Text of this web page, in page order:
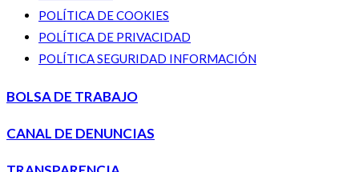
POLÍTICA DE COOKIES
POLÍTICA DE PRIVACIDAD
POLÍTICA SEGURIDAD INFORMACIÓN
BOLSA DE TRABAJO
CANAL DE DENUNCIAS